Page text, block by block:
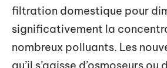
filtration domestique pour
significativement la
nombreux polluants. Les